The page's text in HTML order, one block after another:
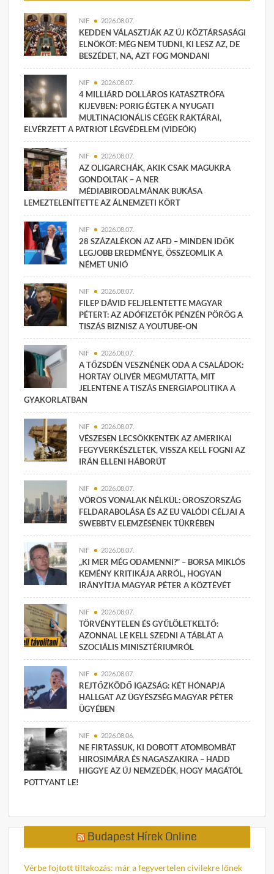
NIF 2026.08.07.
KEDDEN VÁLASZTJÁK AZ ÚJ KÖZTÁRSASÁGI
ELNÖKÖT: MÉG NEM TUDNI, KI LESZ AZ, DE
BESZÉDET, NA, AZT FOG MONDANI
NIF 2026.08.07.
4 MILLIÁRD DOLLÁROS KATASZTRÓFA
KIJEVBEN: PORIG ÉGTEK A NYUGATI
MULTINACIONÁLIS CÉGEK RAKTÁRAI,
ELVÉRZETT A PATRIOT LÉGVÉDELEM (VIDEÓK)
NIF 2026.08.07.
AZ OLIGARCHÁK, AKIK CSAK MAGUKRA
GONDOLTAK – A NER
MÉDIABIRODALMÁNAK BUKÁSA
LEMEZTELENÍTETTE AZ ÁLNEMZETI KÖRT
NIF 2026.08.07.
28 SZÁZALÉKON AZ AFD – MINDEN IDŐK
LEGJOBB EREDMÉNYE, ÖSSZEOMLIK A
NÉMET UNIÓ
NIF 2026.08.07.
FILEP DÁVID FELJELENTETTE MAGYAR
PÉTERT: AZ ADÓFIZETŐK PÉNZÉN PÖRÖG A
TISZÁS BIZNISZ A YOUTUBE-ON
NIF 2026.08.07.
A TŐZSDÉN VESZNÉNEK ODA A CSALÁDOK:
HORTAY OLIVÉR MEGMUTATTA, MIT
JELENTENE A TISZÁS ENERGIAPOLITIKA A
GYAKORLATBAN
NIF 2026.08.07.
VÉSZESEN LECSÖKKENTEK AZ AMERIKAI
FEGYVERKÉSZLETEK, VISSZA KELL FOGNI AZ
IRÁN ELLENI HÁBORÚT
NIF 2026.08.07.
VÖRÖS VONALAK NÉLKÜL: OROSZORSZÁG
FELDARABOLÁSA ÉS AZ EU VALÓDI CÉLJAI A
SWEBBTV ELEMZÉSÉNEK TÜKRÉBEN
NIF 2026.08.07.
„KI MER MÉG ODAMENNI?” – BORSA MIKLÓS
KEMÉNY KRITIKÁJA ARRÓL, HOGYAN
IRÁNYÍTJA MAGYAR PÉTER A KÖZTÉVÉT
NIF 2026.08.07.
TÖRVÉNYTELEN ÉS GYŰLÖLETKELTŐ:
AZONNAL LE KELL SZEDNI A TÁBLÁT A
SZOCIÁLIS MINISZTÉRIUMRÓL
NIF 2026.08.07.
REJTŐZKÖDŐ IGAZSÁG: KÉT HÓNAPJA
HALLGAT AZ ÜGYÉSZSÉG MAGYAR PÉTER
ÜGYÉBEN
NIF 2026.08.06.
NE FIRTASSUK, KI DOBOTT ATOMBOMBÁT
HIROSIMÁRA ÉS NAGASZAKIRA – HADD
HIGGYE AZ ÚJ NEMZEDÉK, HOGY MAGÁTÓL
POTTYANT LE!
Budapest Hírek Online
Vérbe fojtott tiltakozás: már a fegyvertelen civilekre lőnek